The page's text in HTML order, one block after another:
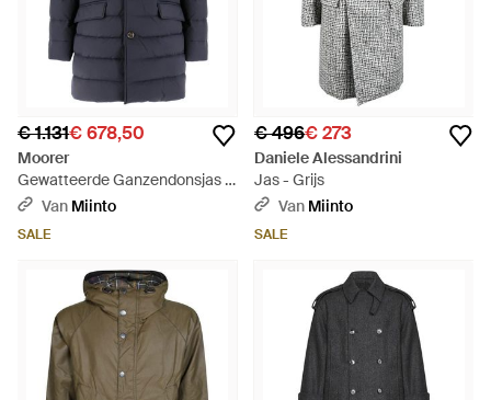
€ 1.131€ 678,50
Moorer
Gewatteerde Ganzendonsjas -
Blauw
Van Miinto
SALE
€ 496€ 273
Daniele Alessandrini
Jas - Grijs
Van Miinto
SALE